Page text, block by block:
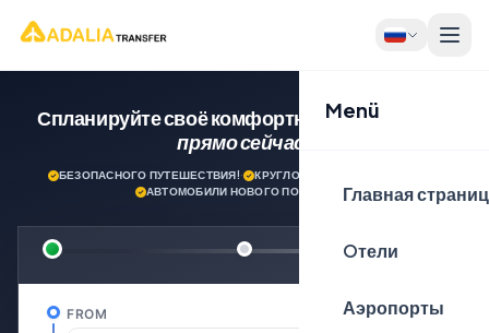
Menü
Главная
Oтели
Аэропорты
Спланируйте своё комфортное путешествие
прямо сейчас!
БЕЗОПАСНОГО ПУТЕШЕСТВИЯ!· КРУГЛОСУТОЧНАЯ ПОДДЕРЖКА
АВТОМОБИЛИ НОВОГО ПОКОЛЕНИЯ